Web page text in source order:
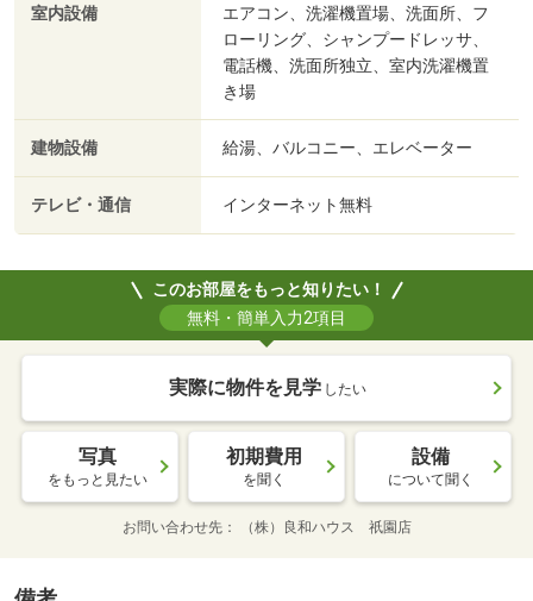
室内設備
エアコン、洗濯機置場、洗面所、フ
ローリング、シャンプードレッサ、
電話機、洗面所独立、室内洗濯機置
き場
建物設備 給湯、バルコニー、エレベーター
テレビ・通信 インターネット無料
このお部屋をもっと知りたい！
無料・簡単入力2項目
実際に物件を見学 したい
写真
をもっと見たい
初期費用
を聞く
設備
について聞く
お問い合わせ先 （株）良和ハウス 祇園店